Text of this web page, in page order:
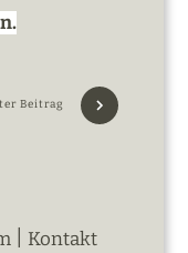
Beitrag
Kontakt